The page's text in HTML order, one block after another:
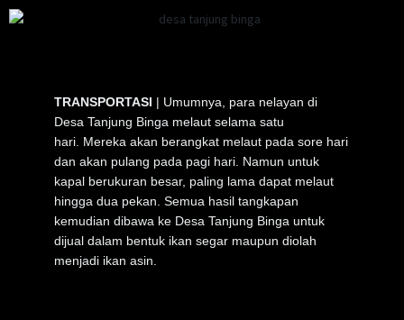
TRANSPORTASI | Umumnya, para nelayan di
Desa Tanjung Binga melaut selama satu
hari. Mereka akan berangkat melaut pada sore hari
dan akan pulang pada pagi hari. Namun untuk
kapal berukuran besar, paling lama dapat melaut
hingga dua pekan. Semua hasil tangkapan
kemudian dibawa ke Desa Tanjung Binga untuk
dijual dalam bentuk ikan segar maupun diolah
menjadi ikan asin.